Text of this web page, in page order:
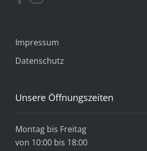
Impressum
Datenschutz
Unsere Öffnungszeiten
Montag bis Freitag
von 10:00 bis 18:00